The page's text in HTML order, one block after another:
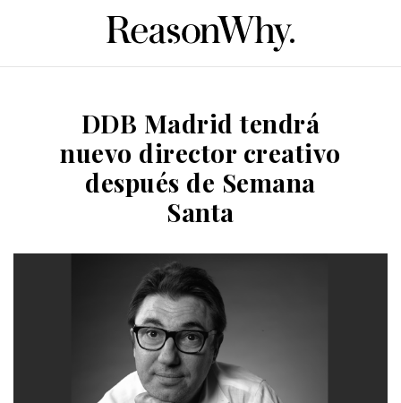
DDB Madrid tendrá
nuevo director creativo
después de Semana
Santa